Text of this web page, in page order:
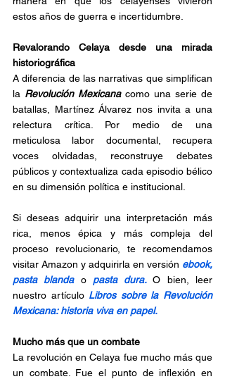
estos años de guerra e incertidumbre.
Revalorando Celaya desde una mirada
historiográfica
A diferencia de las narrativas que simplifican
la Revolución Mexicana como una serie de
batallas, Martínez Álvarez nos invita a una
relectura crítica. Por medio de una
meticulosa labor documental, recupera
voces olvidadas, reconstruye debates
públicos y contextualiza cada episodio bélico
en su dimensión política e institucional.
Si deseas adquirir una interpretación más
rica, menos épica y más compleja del
proceso revolucionario, te recomendamos
visitar Amazon y adquirirla en versión ebook,
pasta blanda
o pasta dura. O bien, leer
nuestro artículo Libros sobre la Revolución
Mexicana: historia viva en papel.
Mucho más que un combate
La revolución en Celaya fue mucho más que
un combate. Fue el punto de inflexión en